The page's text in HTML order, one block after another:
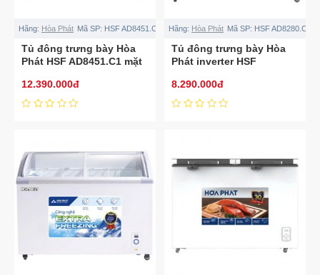
Hãng: Hòa Phát Mã SP: HSF AD8451.C1
Tủ đông trưng bày Hòa
Phát HSF AD8451.C1 mặt
12.390.000đ
Hãng: Hòa Phát Mã SP: HSF AD8280.C1
Tủ đông trưng bày Hòa
Phát inverter HSF
8.290.000đ